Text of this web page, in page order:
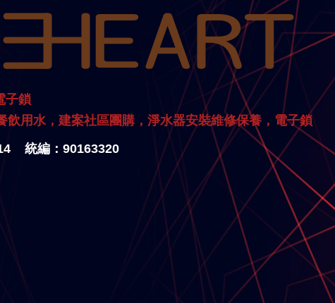
子鎖
飲用水，建案社區團購，淨水器安裝維修保養，電子鎖
統編：90163320